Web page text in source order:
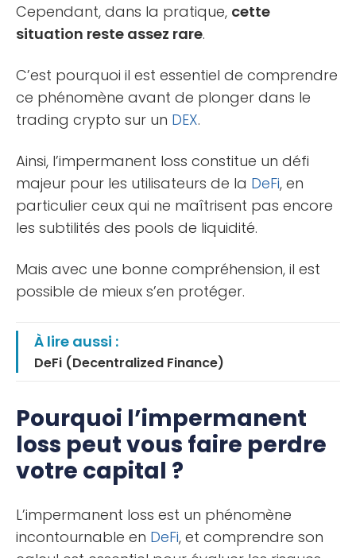
Cependant, dans la pratique, cette
situation reste assez rare.
C’est pourquoi il est essentiel de comprendre
ce phénomène avant de plonger dans le
trading crypto sur un DEX.
Ainsi, l’impermanent loss constitue un défi
majeur pour les utilisateurs de la DeFi, en
particulier ceux qui ne maîtrisent pas encore
les subtilités des pools de liquidité.
Mais avec une bonne compréhension, il est
possible de mieux s’en protéger.
À lire aussi :
DeFi (Decentralized Finance)
Pourquoi l’impermanent
loss peut vous faire perdre
votre capital ?
L’impermanent loss est un phénomène
incontournable en DeFi, et comprendre son